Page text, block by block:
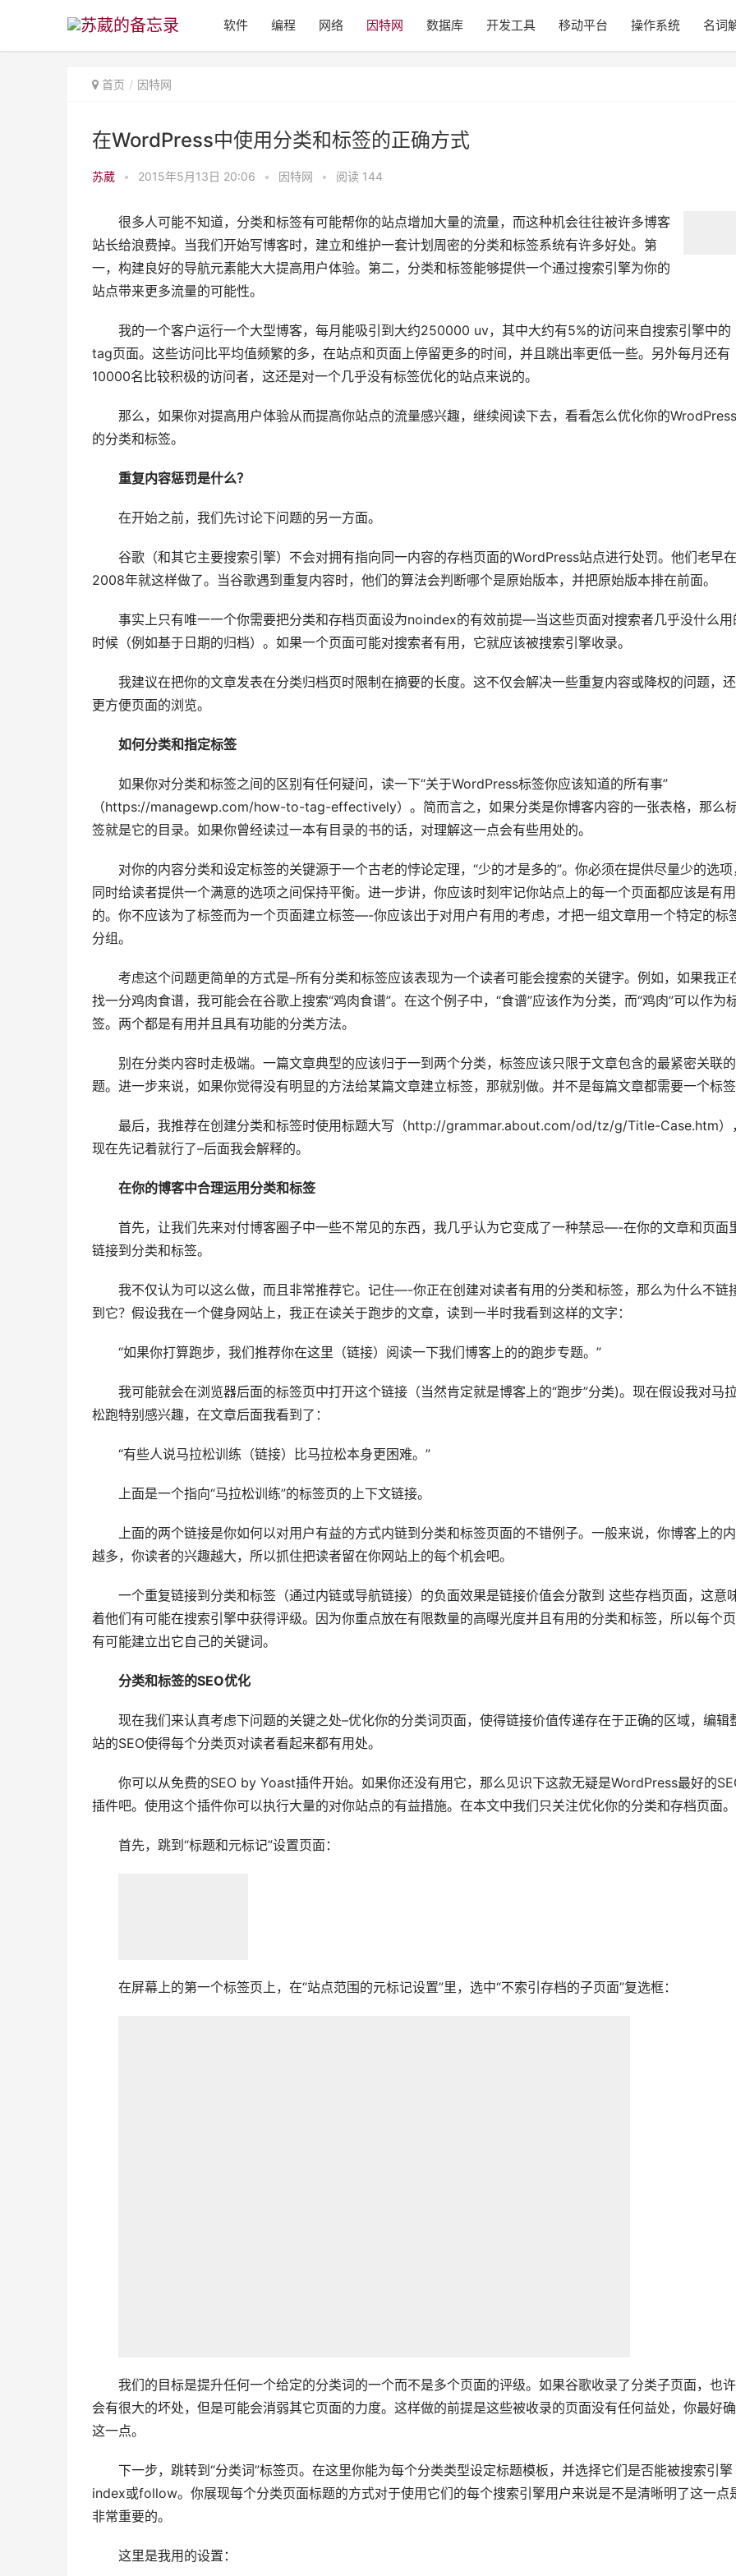
软件 编程 网络 因特网 数据库 开发工具 移动平台 操作系统 名词
首页 因特网
在WordPress中使用分类和标签的正确方式
苏葳 • 2015年5月13日 20:06 • 因特网 • 阅读 144
很多人可能不知道，分类和标签有可能帮你的站点增加大量的流量，而这种机会往往被许多博客
站长给浪费掉。当我们开始写博客时，建立和维护一套计划周密的分类和标签系统有许多好处。第
一，构建良好的导航元素能大大提高用户体验。第二，分类和标签能够提供一个通过搜索引擎为你的
站点带来更多流量的可能性。
我的一个客户运行一个大型博客，每月能吸引到大约250000 uv，其中大约有5%的访问来自搜索引擎中的
tag页面。这些访问比平均值频繁的多，在站点和页面上停留更多的时间，并且跳出率更低一些。另外每月还有
10000名比较积极的访问者，这还是对一个几乎没有标签优化的站点来说的。
那么，如果你对提高用户体验从而提高你站点的流量感兴趣，继续阅读下去，看看怎么优化你的WrodPress
的分类和标签。
重复内容惩罚是什么？
在开始之前，我们先讨论下问题的另一方面。
谷歌（和其它主要搜索引擎）不会对拥有指向同一内容的存档页面的WordPress站点进行处罚。他们老早在
2008年就这样做了。当谷歌遇到重复内容时，他们的算法会判断哪个是原始版本，并把原始版本排在前面。
事实上只有唯一一个你需要把分类和存档页面设为noindex的有效前提—当这些页面对搜索者几乎没什么用
时候（例如基于日期的归档）。如果一个页面可能对搜索者有用，它就应该被搜索引擎收录。
我建议在把你的文章发表在分类归档页时限制在摘要的长度。这不仅会解决一些重复内容或降权的问题，
更方便页面的浏览。
如何分类和指定标签
如果你对分类和标签之间的区别有任何疑问，读一下“关于WordPress标签你应该知道的所有事”
（https://managewp.com/how-to-tag-effectively）。简而言之，如果分类是你博客内容的一张表格，那么
签就是它的目录。如果你曾经读过一本有目录的书的话，对理解这一点会有些用处的。
对你的内容分类和设定标签的关键源于一个古老的悖论定理，“少的才是多的”。你必须在提供尽量少的选项
同时给读者提供一个满意的选项之间保持平衡。进一步讲，你应该时刻牢记你站点上的每一个页面都应该是有用
的。你不应该为了标签而为一个页面建立标签—-你应该出于对用户有用的考虑，才把一组文章用一个特定的标
分组。
考虑这个问题更简单的方式是–所有分类和标签应该表现为一个读者可能会搜索的关键字。例如，如果我正
找一分鸡肉食谱，我可能会在谷歌上搜索“鸡肉食谱”。在这个例子中，“食谱”应该作为分类，而“鸡肉”可以作为
签。两个都是有用并且具有功能的分类方法。
别在分类内容时走极端。一篇文章典型的应该归于一到两个分类，标签应该只限于文章包含的最紧密关联
题。进一步来说，如果你觉得没有明显的方法给某篇文章建立标签，那就别做。并不是每篇文章都需要一个标签
最后，我推荐在创建分类和标签时使用标题大写（http://grammar.about.com/od/tz/g/Title-Case.htm）
现在先记着就行了–后面我会解释的。
在你的博客中合理运用分类和标签
首先，让我们先来对付博客圈子中一些不常见的东西，我几乎认为它变成了一种禁忌—-在你的文章和页面
链接到分类和标签。
我不仅认为可以这么做，而且非常推荐它。记住—-你正在创建对读者有用的分类和标签，那么为什么不链
到它？假设我在一个健身网站上，我正在读关于跑步的文章，读到一半时我看到这样的文字：
“如果你打算跑步，我们推荐你在这里（链接）阅读一下我们博客上的的跑步专题。”
我可能就会在浏览器后面的标签页中打开这个链接（当然肯定就是博客上的“跑步”分类)。现在假设我对马拉
松跑特别感兴趣，在文章后面我看到了：
“有些人说马拉松训练（链接）比马拉松本身更困难。”
上面是一个指向“马拉松训练”的标签页的上下文链接。
上面的两个链接是你如何以对用户有益的方式内链到分类和标签页面的不错例子。一般来说，你博客上的
越多，你读者的兴趣越大，所以抓住把读者留在你网站上的每个机会吧。
一个重复链接到分类和标签（通过内链或导航链接）的负面效果是链接价值会分散到 这些存档页面，这意
着他们有可能在搜索引擎中获得评级。因为你重点放在有限数量的高曝光度并且有用的分类和标签，所以每个
有可能建立出它自己的关键词。
分类和标签的SEO优化
现在我们来认真考虑下问题的关键之处–优化你的分类词页面，使得链接价值传递存在于正确的区域，编辑
站的SEO使得每个分类页对读者看起来都有用处。
你可以从免费的SEO by Yoast插件开始。如果你还没有用它，那么见识下这款无疑是WordPress最好的
插件吧。使用这个插件你可以执行大量的对你站点的有益措施。在本文中我们只关注优化你的分类和存档页面。
首先，跳到“标题和元标记”设置页面：
在屏幕上的第一个标签页上，在“站点范围的元标记设置”里，选中“不索引存档的子页面”复选框：
我们的目标是提升任何一个给定的分类词的一个而不是多个页面的评级。如果谷歌收录了分类子页面，也
会有很大的坏处，但是可能会消弱其它页面的力度。这样做的前提是这些被收录的页面没有任何益处，你最好
这一点。
下一步，跳转到“分类词”标签页。在这里你能为每个分类类型设定标题模板，并选择它们是否能被搜索引擎
index或follow。你展现每个分类页面标题的方式对于使用它们的每个搜索引擎用户来说是不是清晰明了这一点
非常重要的。
这里是我用的设置：